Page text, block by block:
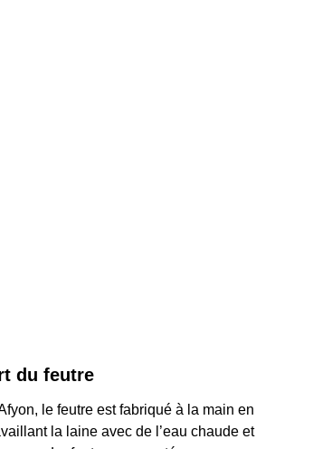
du feutre
le feutre est fabriqué à la main en
la laine avec de l’eau chaude et